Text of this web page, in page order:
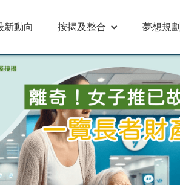
新動向 按揭及整合 夢想規劃